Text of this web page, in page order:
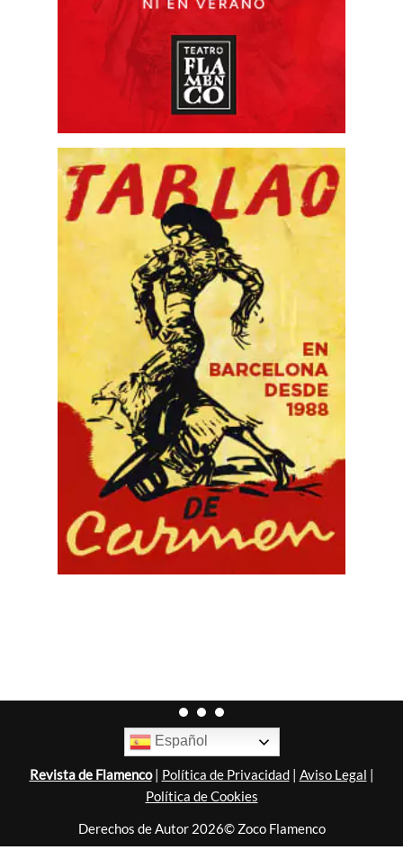
Español
Revista de Flamenco| Política de Privacidad| Aviso Legal |
Política de Cookies
Derechos de Autor 2026© Zoco Flamenco